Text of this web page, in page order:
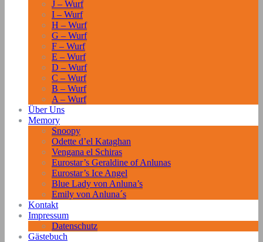
J – Wurf
I – Wurf
H – Wurf
G – Wurf
F – Wurf
E – Wurf
D – Wurf
C – Wurf
B – Wurf
A – Wurf
Über Uns
Memory
Snoopy
Odette d’el Kataghan
Vengana el Schiras
Eurostar’s Geraldine of Anlunas
Eurostar’s Ice Angel
Blue Lady von Anluna’s
Emily von Anluna´s
Kontakt
Impressum
Datenschutz
Gästebuch